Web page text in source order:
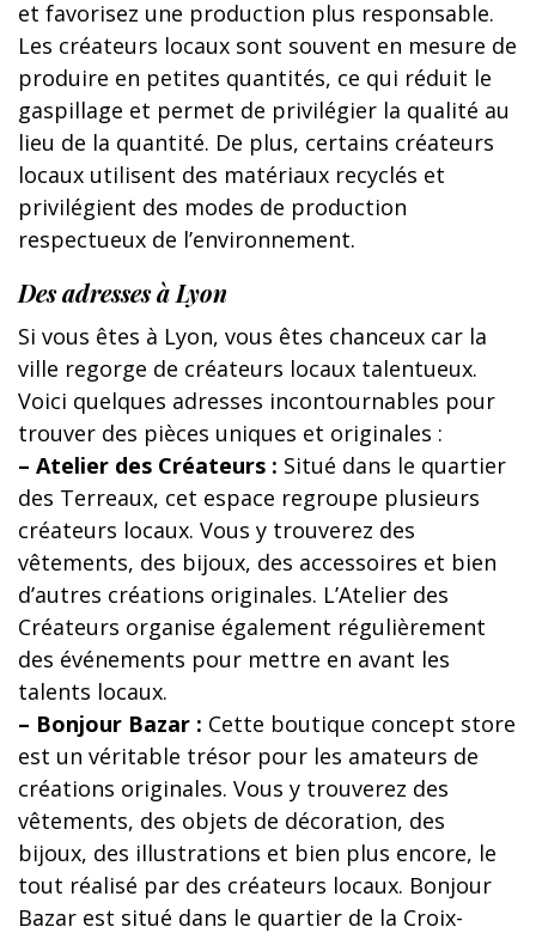
et favorisez une production plus responsable.
Les créateurs locaux sont souvent en mesure de
produire en petites quantités, ce qui réduit le
gaspillage et permet de privilégier la qualité au
lieu de la quantité. De plus, certains créateurs
locaux utilisent des matériaux recyclés et
privilégient des modes de production
respectueux de l’environnement.
Des adresses à Lyon
Si vous êtes à Lyon, vous êtes chanceux car la
ville regorge de créateurs locaux talentueux.
Voici quelques adresses incontournables pour
trouver des pièces uniques et originales :
– Atelier des Créateurs : Situé dans le quartier
des Terreaux, cet espace regroupe plusieurs
créateurs locaux. Vous y trouverez des
vêtements, des bijoux, des accessoires et bien
d’autres créations originales. L’Atelier des
Créateurs organise également régulièrement
des événements pour mettre en avant les
talents locaux.
– Bonjour Bazar : Cette boutique concept store
est un véritable trésor pour les amateurs de
créations originales. Vous y trouverez des
vêtements, des objets de décoration, des
bijoux, des illustrations et bien plus encore, le
tout réalisé par des créateurs locaux. Bonjour
Bazar est situé dans le quartier de la Croix-